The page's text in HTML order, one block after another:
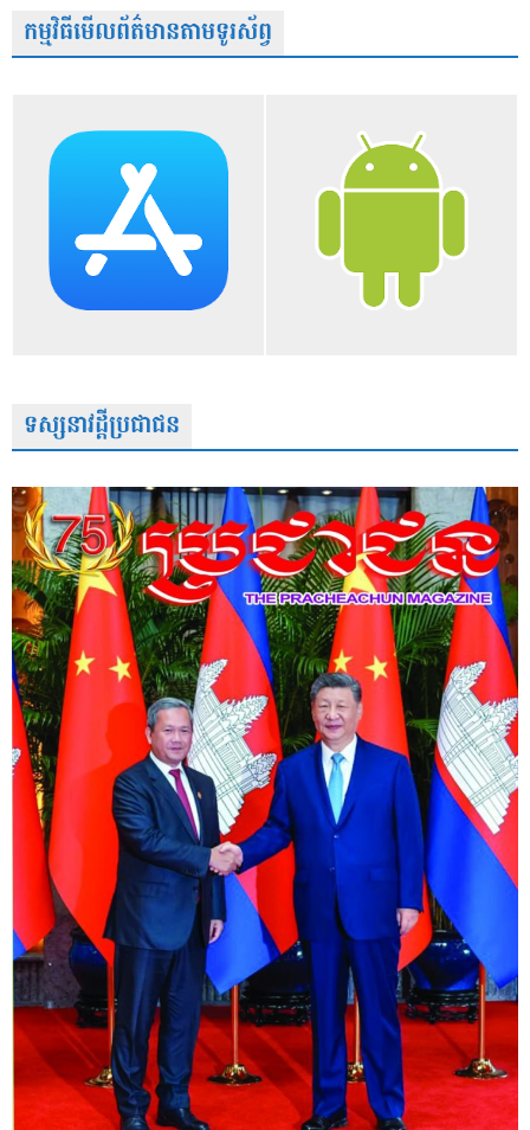
កម្មវិធីមើលព័ត៌មានតាមទូរស័ព្វ
ទស្សនាវដ្តីប្រជាជន